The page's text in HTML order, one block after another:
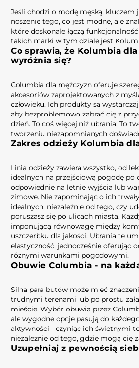
Jeśli chodzi o modę męską, kluczem
noszenie tego, co jest modne, ale
które doskonale łączą
takich marki w tym dziale jest
Co sprawia, że ​​Kolumbia
wyróżnia się?
Columbia dla mężczyzn oferuje
akcesoriów zaprojektowanych z
człowieku. Ich produkty są
aby bezproblemowo zabrać cię z
dzień. To coś więcej niż ubrania; To
tworzeniu niezapomnianych
Zakres odzieży Kolumbia
Linia odzieży zawiera wszystko, od
idealnych na przejściową pogodę po
odpowiednie na letnie wyjścia lub
zimowe. Nie zapominając o ich
idealnych, niezależnie od tego, czy
poruszasz się po ulicach miasta.
imponującą równowagę między
uszczerbku dla jakości. Ubrania te
elastyczność, jednocześnie oferując
różnymi warunkami pogodowymi.
Obuwie Columbia - na
Silna para butów może mieć
trudnymi terenami lub po prostu
mieście. Wybór obuwia przez
ale wygodne opcje pasują do
aktywności - czyniąc ich świetnymi
niezależnie od tego, gdzie mogą cię
Uzupełniaj z pewnością